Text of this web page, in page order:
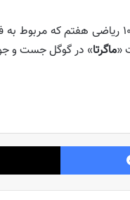
«ماگرتا» در گوگل جست و
فیس بوک